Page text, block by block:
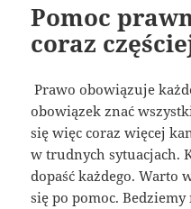
Pomoc
coraz
Prawo obowiązuje
obowiązek znać
się więc coraz więcej
w trudnych sytuacjach.
dopaść każdego. Warto
się po pomoc.